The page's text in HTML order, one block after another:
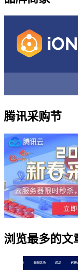
腾讯采购节
浏览最多的文